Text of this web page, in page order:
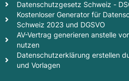
Datenschutzgesetz Schweiz -
Kostenloser Generator für
Schweiz 2023 und DGSVO
AV-Vertrag generieren anstelle
nutzen
Datenschutzerklärung erstellen
und Vorlagen